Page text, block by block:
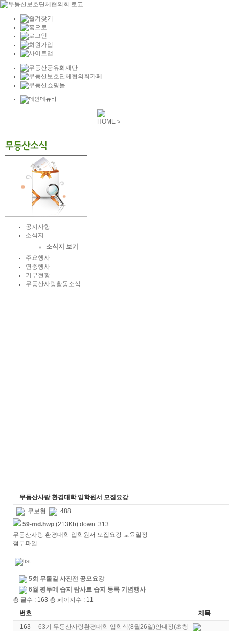
공지사항
소식지
소식지 보기
주요행사
연중행사
기부현황
무등산사랑활동소식
HOME >
무등산사랑 환경대학 입학원서 모집요강
: 무보협
: 488
59-md.hwp(213Kb) down: 313
무등산사랑 환경대학 입학원서 모집요강 교육일정
첨부파일
5회 무돌길 사진전 공모요강
6월 평두메 습지 람사르 습지 등록 기념행사
총 글수 : 163 총 페이지수 : 11
번호
제목
163
63기 무등산사랑환경대학 입학식(8월26일)안내장(초청